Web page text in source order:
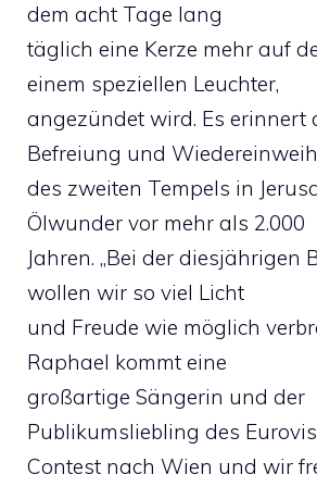
dem acht Tage lang
täglich eine Kerze mehr auf
einem speziellen Leuchter,
angezündet wird. Es erinnert
Befreiung und
des zweiten Tempels in
Ölwunder vor mehr als 2.000
Jahren. „Bei der diesjährigen
wollen wir so viel Licht
und Freude wie möglich
Raphael kommt eine
großartige Sängerin und der
Publikumsliebling des
Contest nach Wien und wir